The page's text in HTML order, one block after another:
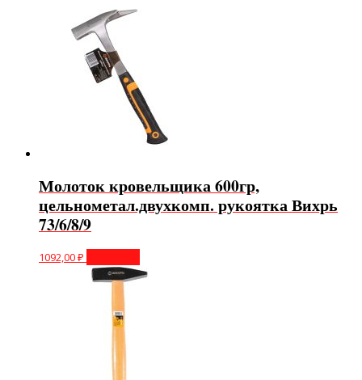
Молоток кровельщика 600гр,
цельнометал.двухкомп. рукоятка Вихрь
73/6/8/9
1092,00₽